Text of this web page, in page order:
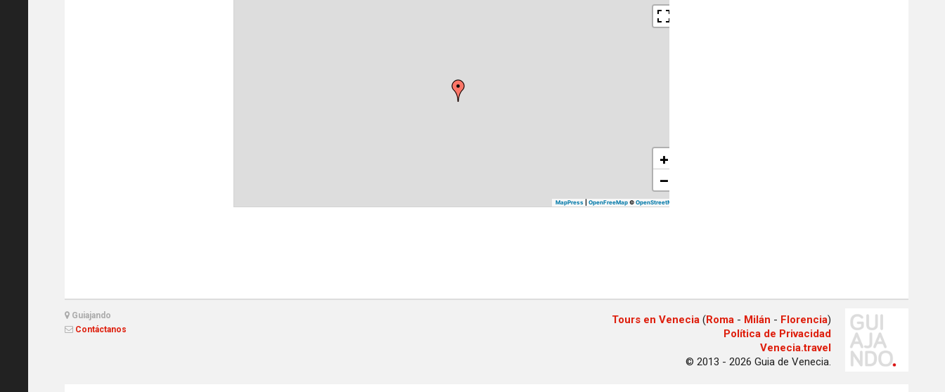
+
−
MapPress OpenFreeMap © OpenStreetMap
Guiajando
Contáctanos
Tours en Venecia (Roma - Milán - Florencia)
Política de Privacidad
Venecia.travel
© 2013 - 2026 Guia de Venecia.